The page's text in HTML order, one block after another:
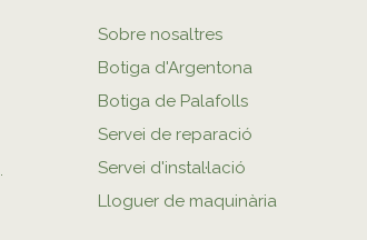
Sobre nosaltres
Botiga d'Argentona
Botiga de Palafolls
Servei de reparació
Servei d'instal·lació
Lloguer de maquinària